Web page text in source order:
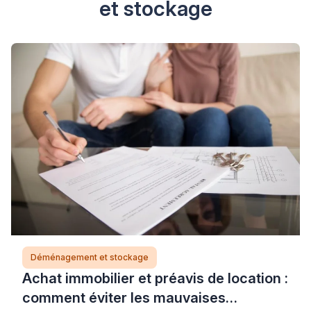
et stockage
Déménagement et stockage
Achat immobilier et préavis de location :
comment éviter les mauvaises